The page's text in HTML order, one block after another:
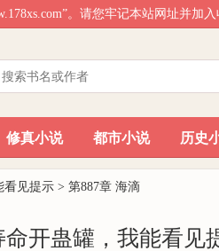
。请您牢记本站网址并加
修真小说 都市小说 历史
看见提示 > 第887章 海滴
命开蛊罐，我能看见